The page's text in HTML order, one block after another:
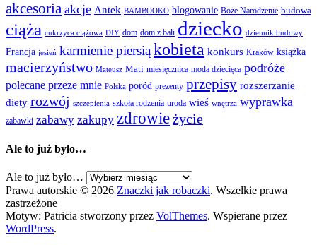
akcesoria akcje Antek BAMBOOKO blogowanie Boże Narodzenie budowa
ciąża cukrzyca ciążowa DIY dom dom z bali dziecko dziennik budowy
Francja jesień karmienie piersiąkobieta konkurs Kraków książka
macierzyństwo Mateusz Mati miesięcznica moda dziecięca podróże
polecane przeze mnie Polska poród prezenty przepisy rozszerzanie
diety rozwój szczepienia szkoła rodzenia uroda wieś wnętrza wyprawka
zabawki zabawy zakupy zdrowieżycie
Ale to już było…
Ale to już było…
Prawa autorskie © 2026 Znaczki jak robaczki. Wszelkie prawa
zastrzeżone
Motyw: Patricia stworzony przez VolThemes. Wspierane przez
WordPress.